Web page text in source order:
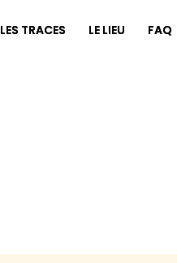
LES TRACES LE LIEU FAQ